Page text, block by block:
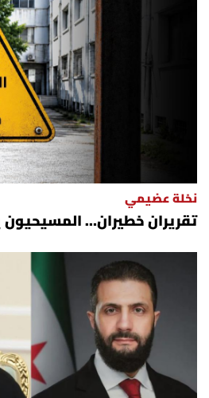
نخلة عضيمي
تقريران خطيران…